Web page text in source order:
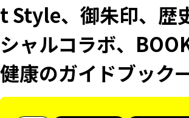
t Style、御朱印、歴
シャルコラボ、
健康のガイドブック